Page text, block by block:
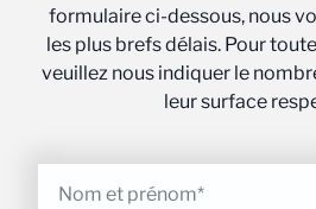
formulaire ci-dessous, nous
les plus brefs délais. Pour
veuillez nous indiquer le
leur surface